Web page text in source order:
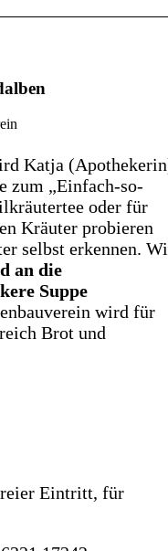
Katja
zum „Einfach-so-
oder für
Kräuter probieren
selbst erkennen.
an die
Suppe
wird für
Brot und
Eintritt, für